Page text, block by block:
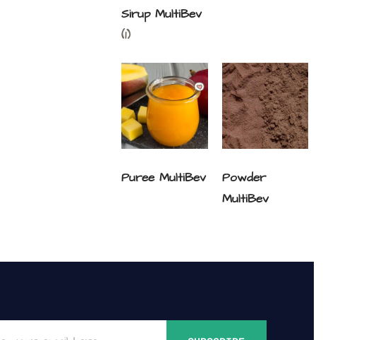
Sirup MultiBev
(1)
Puree MultiBev
Powder
MultiBev